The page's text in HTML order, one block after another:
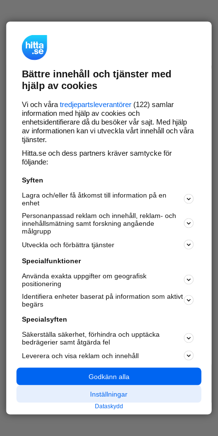
Bättre innehåll och tjänster med
hjälp av cookies
Vi och våra tredjepartsleverantörer(122) samlar
information med hjälp av cookies och
enhetsidentifierare då du besöker vår sajt. Med hjälp
av informationen kan vi utveckla vårt innehåll och våra
tjänster.
Hitta.se och dess partners kräver samtycke för
följande:
Syften
Lagra och/eller få åtkomst till information på en
enhet
Personanpassad reklam och innehåll, reklam- och
innehållsmätning samt forskning angående
målgrupp
Utveckla och förbättra tjänster
Specialfunktioner
Använda exakta uppgifter om geografisk
positionering
Identifiera enheter baserat på information som aktivt
begärs
Specialsyften
Säkerställa säkerhet, förhindra och upptäcka
bedrägerier samt åtgärda fel
Leverera och visa reklam och innehåll
Godkänn alla
Inställningar
Dataskydd